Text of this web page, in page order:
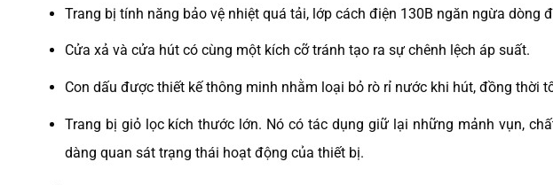
Trang bị tính năng bảo vệ nhiệt quá tải, lớp cách điện 130B ngăn ngừa dòng
Cửa xả và cửa hút có cùng một kích cỡ tránh tạo ra sự chênh lệch áp suất.
Con dấu được thiết kế thông minh nhằm loại bỏ rò rỉ nước khi hút, đồng thời
Trang bị giỏ lọc kích thước lớn. Nó có tác dụng giữ lại những mảnh vụn,
dàng quan sát trạng thái hoạt động của thiết bị.